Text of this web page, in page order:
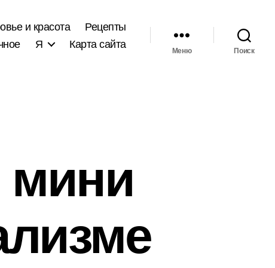
и красота
Рецепты
Я Карта сайта Меню Поиск
мини